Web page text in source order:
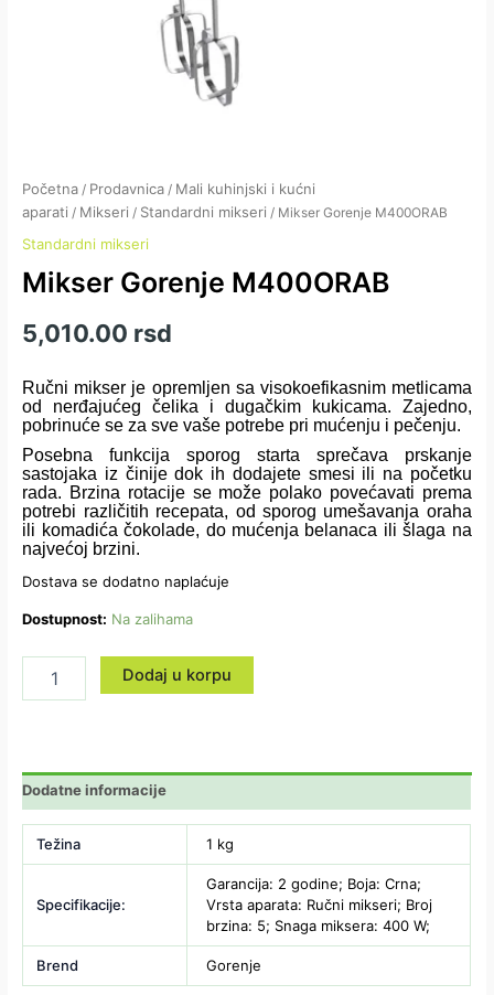
Početna / Prodavnica / Mali kuhinjski i kućni
aparati / Mikseri / Standardni mikseri / Mikser Gorenje M400ORAB
Standardni mikseri
Mikser Gorenje M400ORAB
5,010.00 rsd
Ručni mikser je opremljen sa visokoefikasnim metlicama
od nerđajućeg čelika i dugačkim kukicama. Zajedno,
pobrinuće se za sve vaše potrebe pri mućenju i pečenju.
Posebna funkcija sporog starta sprečava prskanje
sastojaka iz činije dok ih dodajete smesi ili na početku
rada. Brzina rotacije se može polako povećavati prema
potrebi različitih recepata, od sporog umešavanja oraha
ili komadića čokolade, do mućenja belanaca ili šlaga na
najvećoj brzini.
Dostava se dodatno naplaćuje
Dostupnost: Na zalihama
Dodaj u korpu
Dodatne informacije
Težina 1 kg
Specifikacije:
Garancija: 2 godine; Boja: Crna;
Vrsta aparata: Ručni mikseri; Broj
brzina: 5; Snaga miksera: 400 W;
Brend Gorenje